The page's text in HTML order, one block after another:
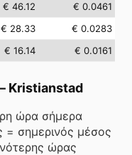
€ 46.12
€ 0.0461
€ 28.33
€ 0.0283
€ 16.14 € 0.0161
Kristianstad
ώρα σήμερα
= σημερινός μέσος
ώρας